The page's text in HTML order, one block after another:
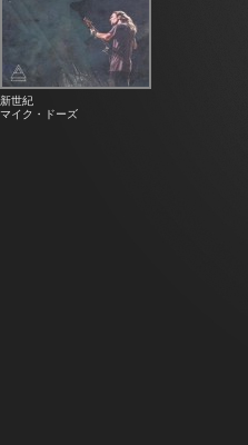
新世紀
マイク・ドーズ